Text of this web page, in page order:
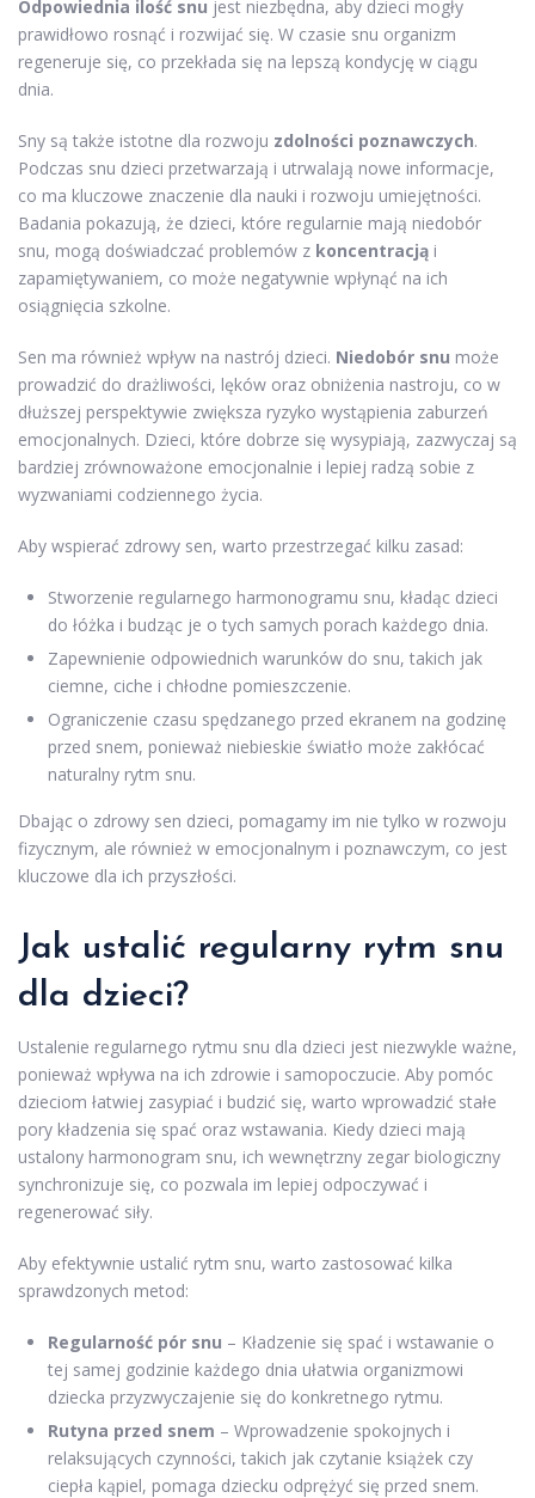
Odpowiednia ilość snu jest niezbędna, aby dzieci mogły
prawidłowo rosnąć i rozwijać się. W czasie snu organizm
regeneruje się, co przekłada się na lepszą kondycję w ciągu
dnia.
Sny są także istotne dla rozwoju zdolności poznawczych.
Podczas snu dzieci przetwarzają i utrwalają nowe informacje,
co ma kluczowe znaczenie dla nauki i rozwoju umiejętności.
Badania pokazują, że dzieci, które regularnie mają niedobór
snu, mogą doświadczać problemów z koncentracją i
zapamiętywaniem, co może negatywnie wpłynąć na ich
osiągnięcia szkolne.
Sen ma również wpływ na nastrój dzieci. Niedobór snu może
prowadzić do drażliwości, lęków oraz obniżenia nastroju, co w
dłuższej perspektywie zwiększa ryzyko wystąpienia zaburzeń
emocjonalnych. Dzieci, które dobrze się wysypiają, zazwyczaj są
bardziej zrównoważone emocjonalnie i lepiej radzą sobie z
wyzwaniami codziennego życia.
Aby wspierać zdrowy sen, warto przestrzegać kilku zasad:
Stworzenie regularnego harmonogramu snu, kładąc dzieci
do łóżka i budząc je o tych samych porach każdego dnia.
Zapewnienie odpowiednich warunków do snu, takich jak
ciemne, ciche i chłodne pomieszczenie.
Ograniczenie czasu spędzanego przed ekranem na godzinę
przed snem, ponieważ niebieskie światło może zakłócać
naturalny rytm snu.
Dbając o zdrowy sen dzieci, pomagamy im nie tylko w rozwoju
fizycznym, ale również w emocjonalnym i poznawczym, co jest
kluczowe dla ich przyszłości.
Jak ustalić regularny rytm snu
dla dzieci?
Ustalenie regularnego rytmu snu dla dzieci jest niezwykle ważne,
ponieważ wpływa na ich zdrowie i samopoczucie. Aby pomóc
dzieciom łatwiej zasypiać i budzić się, warto wprowadzić stałe
pory kładzenia się spać oraz wstawania. Kiedy dzieci mają
ustalony harmonogram snu, ich wewnętrzny zegar biologiczny
synchronizuje się, co pozwala im lepiej odpoczywać i
regenerować siły.
Aby efektywnie ustalić rytm snu, warto zastosować kilka
sprawdzonych metod:
Regularność pór snu – Kładzenie się spać i wstawanie o
tej samej godzinie każdego dnia ułatwia organizmowi
dziecka przyzwyczajenie się do konkretnego rytmu.
Rutyna przed snem – Wprowadzenie spokojnych i
relaksujących czynności, takich jak czytanie książek czy
ciepła kąpiel, pomaga dziecku odprężyć się przed snem.